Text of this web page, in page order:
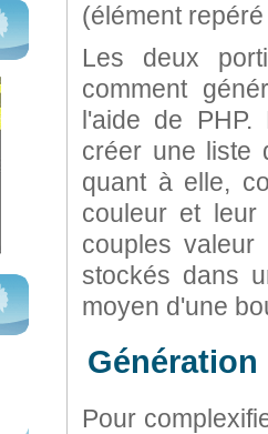
(élément
Les deux
comment
l'aide de
créer une liste
quant à elle,
couleur et leur
couples
stockés dans
moyen d'une
Pour